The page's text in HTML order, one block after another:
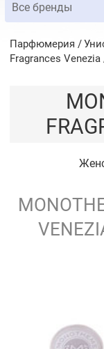
Все бренды
Парфюмерия
Fragrances Venezia